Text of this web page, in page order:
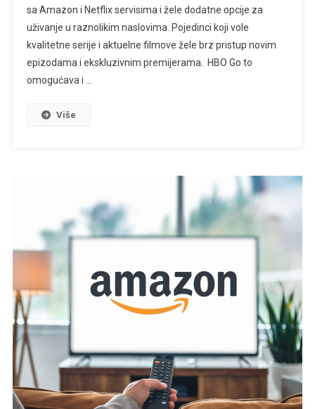
sa Amazon i Netflix servisima i žele dodatne opcije za
uživanje u raznolikim naslovima. Pojedinci koji vole
kvalitetne serije i aktuelne filmove žele brz pristup novim
epizodama i ekskluzivnim premijerama. HBO Go to
omogućava i …
Više